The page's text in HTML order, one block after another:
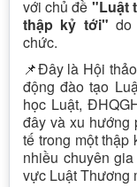
với chủ đề "Luật
thập kỷ tới"
chức.
📌Đây là Hội
động đào tạo
học Luật,
đây và xu hướng
tế trong một
nhiều chuyên
vực Luật Thương